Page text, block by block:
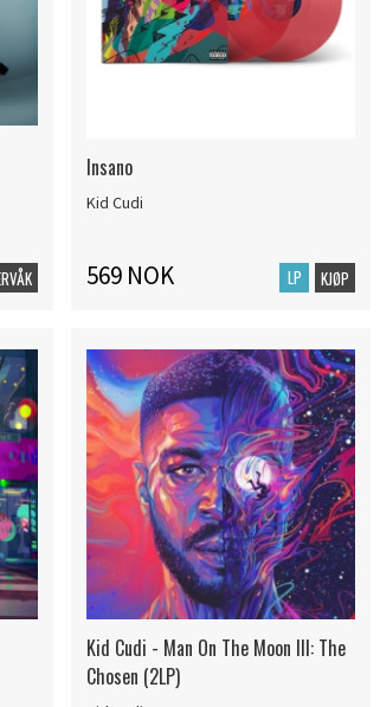
Insano
Kid Cudi
569 NOK LP KJØP
Kid Cudi - Man On The Moon III: The
Chosen (2LP)